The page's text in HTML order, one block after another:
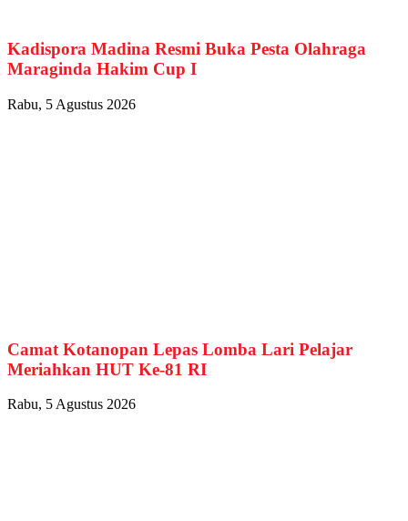
Kadispora Madina Resmi Buka Pesta Olahraga
Maraginda Hakim Cup I
Rabu, 5 Agustus 2026
Camat Kotanopan Lepas Lomba Lari Pelajar
Meriahkan HUT Ke-81 RI
Rabu, 5 Agustus 2026